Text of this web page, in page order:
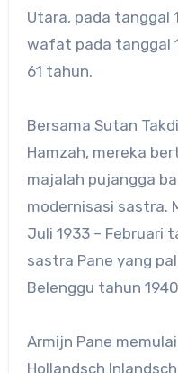
Utara, pada tanggal
wafat pada tanggal
61 tahun.
Bersama Sutan
Hamzah, mereka
majalah pujangga
modernisasi sastra.
Juli 1933 – Februari
sastra Pane yang
Belenggu tahun
Armijn Pane
Hollandsch